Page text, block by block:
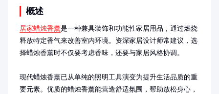
概述
居家蜡烛香薰是一种兼具装饰和功能性家居用品，通过燃烧
释放特定香气来改善室内环境。资深家居设计师常建议，选
择蜡烛香薰时不仅要考虑香味，还要与家居风格协调。
现代蜡烛香薰已从单纯的照明工具演变为提升生活品质的重
要元素。优质的蜡烛香薰能营造舒适氛围，帮助放松身心，